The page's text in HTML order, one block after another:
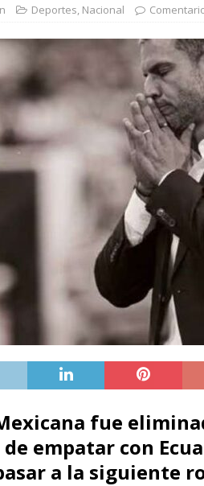
Deportes, Nacional
fue
de empatar con
a la siguiente